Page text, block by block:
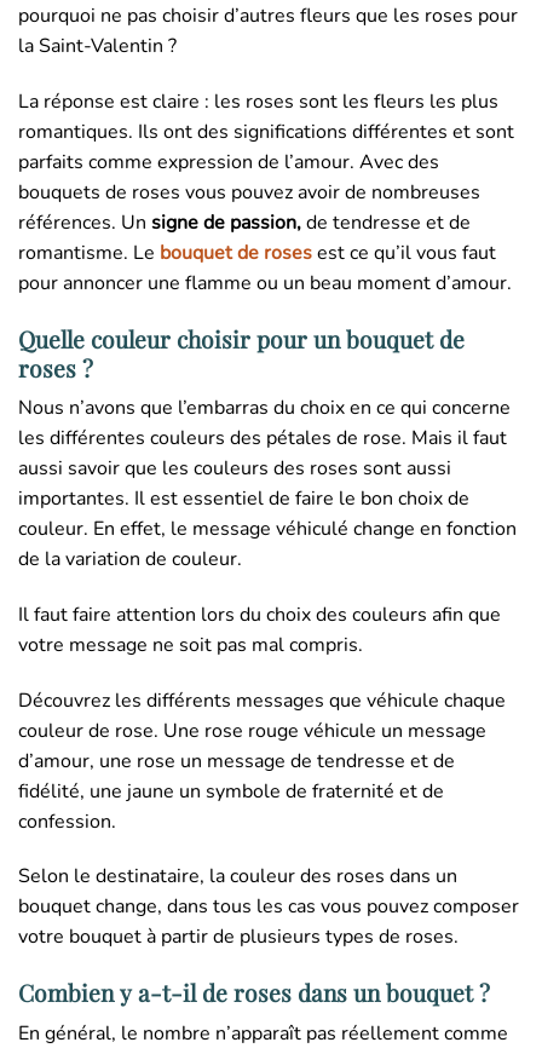
pourquoi ne pas choisir d’autres fleurs que les roses pour
la Saint-Valentin ?
La réponse est claire : les roses sont les fleurs les plus
romantiques. Ils ont des significations différentes et sont
parfaits comme expression de l’amour. Avec des
bouquets de roses vous pouvez avoir de nombreuses
références. Un signe de passion,de tendresse et de
romantisme. Le bouquet de rosesest ce qu’il vous faut
pour annoncer une flamme ou un beau moment d’amour.
Quelle couleur choisir pour un bouquet de
roses ?
Nous n’avons que l’embarras du choix en ce qui concerne
les différentes couleurs des pétales de rose. Mais il faut
aussi savoir que les couleurs des roses sont aussi
importantes. Il est essentiel de faire le bon choix de
couleur. En effet, le message véhiculé change en fonction
de la variation de couleur.
Il faut faire attention lors du choix des couleurs afin que
votre message ne soit pas mal compris.
Découvrez les différents messages que véhicule chaque
couleur de rose. Une rose rouge véhicule un message
d’amour, une rose un message de tendresse et de
fidélité, une jaune un symbole de fraternité et de
confession.
Selon le destinataire, la couleur des roses dans un
bouquet change, dans tous les cas vous pouvez composer
votre bouquet à partir de plusieurs types de roses.
Combien y a-t-il de roses dans un bouquet ?
En général, le nombre n’apparaît pas réellement comme